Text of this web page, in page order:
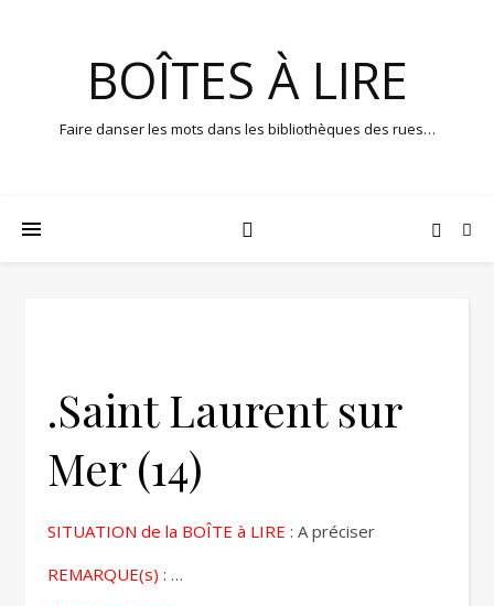
BOÎTES À LIRE
Faire danser les mots dans les bibliothèques des rues…
.Saint Laurent sur
Mer (14)
SITUATION de la BOÎTE à LIRE : A préciser
REMARQUE(s) : …